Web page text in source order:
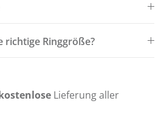
richtige Ringgröße?
Lieferung aller